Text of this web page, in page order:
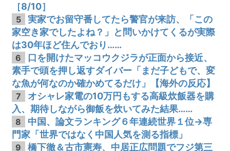
［8/10］
5
実家でお留守番してたら警官が来訪、「この
家空き家でしたよね？」と問いかけてくるが実際
は30年ほど住んでおり……
6
口を開けたマッコウクジラが正面から接近、
素手で頭を押し返すダイバー「まだ子どもで、変
な魚が何なのか確かめてるだけ」【海外の反応】
7
オシャレ家電の10万円もする高級炊飯器を購
入、期待しながら御飯を炊いてみた結果……
8
中国、論文ランキング６年連続世界１位→専
門家「世界ではなく中国人気を測る指標」
9 橋下徹＆古市憲寿、中居正広問題でフジ第三